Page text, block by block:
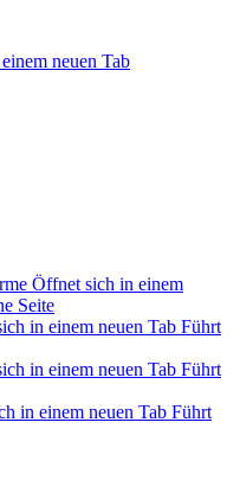
neuen Tab
Öffnet sich in einem
Seite
in einem neuen Tab Führt
in einem neuen Tab Führt
in einem neuen Tab Führt